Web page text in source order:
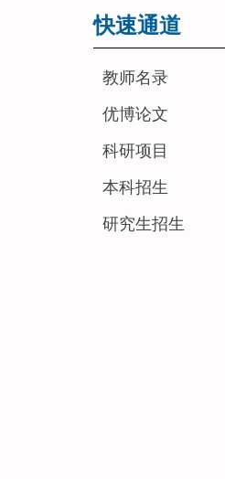
快速通道
教师名录
优博论文
科研项目
本科招生
研究生招生